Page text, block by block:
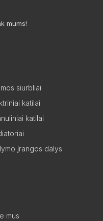
mums!
siurbliai
katilai
katilai
įrangos dalys
mus